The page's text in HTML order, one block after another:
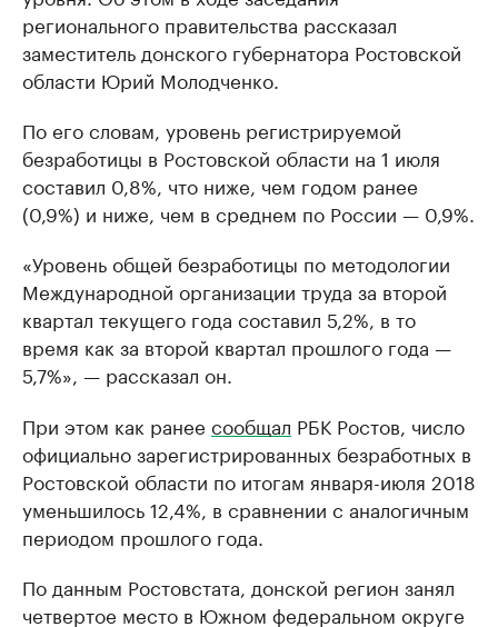
регионального правительства рассказал
заместитель донского губернатора Ростовской
области Юрий Молодченко.
По его словам, уровень регистрируемой
безработицы в Ростовской области на 1 июля
составил 0,8%, что ниже, чем годом ранее
(0,9%) и ниже, чем в среднем по России — 0,9%.
«Уровень общей безработицы по методологии
Международной организации труда за второй
квартал текущего года составил 5,2%, в то
время как за второй квартал прошлого года —
5,7%», — рассказал он.
При этом как ранее сообщал РБК Ростов, число
официально зарегистрированных безработных в
Ростовской области по итогам января-июля 2018
уменьшилось 12,4%, в сравнении с аналогичным
периодом прошлого года.
По данным Ростовстата, донской регион занял
четвертое место в Южном федеральном округе